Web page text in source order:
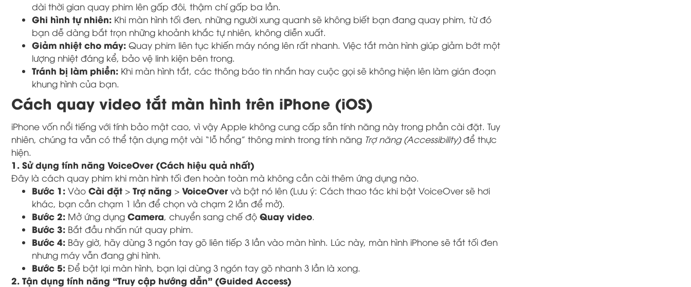
dài thời gian quay phim lên gấp đôi, thậm chí gấp ba lần.
Ghi hình tự nhiên: Khi màn hình tối đen, những người xung quanh sẽ không biết bạn đang quay phim, từ đó
bạn dễ dàng bắt trọn những khoảnh khắc tự nhiên, không diễn xuất.
Giảm nhiệt cho máy: Quay phim liên tục khiến máy nóng lên rất nhanh. Việc tắt màn hình giúp giảm bớt một
lượng nhiệt đáng kể, bảo vệ linh kiện bên trong.
Tránh bị làm phiền: Khi màn hình tắt, các thông báo tin nhắn hay cuộc gọi sẽ không hiện lên làm gián đoạn
khung hình của bạn.
Cách quay video tắt màn hình trên iPhone (iOS)
iPhone vốn nổi tiếng với tính bảo mật cao, vì vậy Apple không cung cấp sẵn tính năng này trong phần cài đặt. Tuy
nhiên, chúng ta vẫn có thể tận dụng một vài “lỗ hổng” thông minh trong tính năng Trợ năng (Accessibility)để thực
hiện.
1. Sử dụng tính năng VoiceOver (Cách hiệu quả nhất)
Đây là cách quay phim khi màn hình tối đen hoàn toàn mà không cần cài thêm ứng dụng nào.
Bước 1: Vào Cài đặt > Trợ năng > VoiceOver và bật nó lên (Lưu ý: Cách thao tác khi bật VoiceOver sẽ hơi
khác, bạn cần chạm 1 lần để chọn và chạm 2 lần để mở).
Bước 2: Mở ứng dụng Camera, chuyển sang chế độ Quay video.
Bước 3: Bắt đầu nhấn nút quay phim.
Bước 4: Bây giờ, hãy dùng 3 ngón tay gõ liên tiếp 3 lần vào màn hình. Lúc này, màn hình iPhone sẽ tắt tối đen
nhưng máy vẫn đang ghi hình.
Bước 5: Để bật lại màn hình, bạn lại dùng 3 ngón tay gõ nhanh 3 lần là xong.
2. Tận dụng tính năng “Truy cập hướng dẫn” (Guided Access)